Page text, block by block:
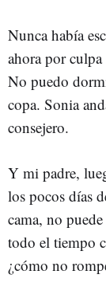
Nunca había
ahora por culpa
No puedo
copa. Sonia
consejero.
Y mi padre,
los pocos días
cama, no
todo el tiempo
¿cómo no